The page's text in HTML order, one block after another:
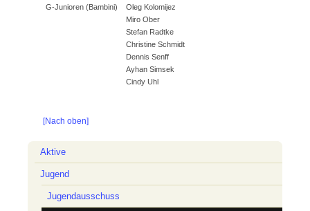
Stadionsanierung 2020
Erfolge
Silvester-Cup
G-Junioren (Bambini)
Oleg Kolomijez
Miro Ober
Stefan Radtke
Christine Schmidt
Dennis Senff
Ayhan Simsek
Cindy Uhl
[Nach oben]
überspringen
Aktive
Jugend
Jugendausschuss